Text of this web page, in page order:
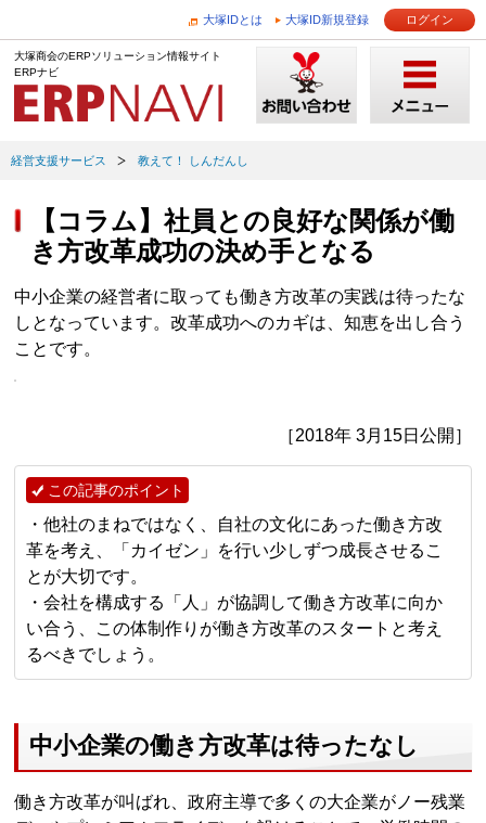
大塚IDとは 大塚ID新規登録 ログイン
大塚商会のERPソリューション情報サイト
ERPナビ
経営支援サービス 教えて！ しんだんし
【コラム】社員との良好な関係が働
き方改革成功の決め手となる
中小企業の経営者に取っても働き方改革の実践は待ったな
しとなっています。改革成功へのカギは、知恵を出し合う
ことです。
［2018年 3月15日公開］
この記事のポイント
・他社のまねではなく、自社の文化にあった働き方改
革を考え、「カイゼン」を行い少しずつ成長させるこ
とが大切です。
・会社を構成する「人」が協調して働き方改革に向か
い合う、この体制作りが働き方改革のスタートと考え
るべきでしょう。
中小企業の働き方改革は待ったなし
働き方改革が叫ばれ、政府主導で多くの大企業がノー残業